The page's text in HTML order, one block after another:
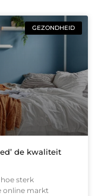
GEZONDHEID
de kwaliteit
sterk
online markt